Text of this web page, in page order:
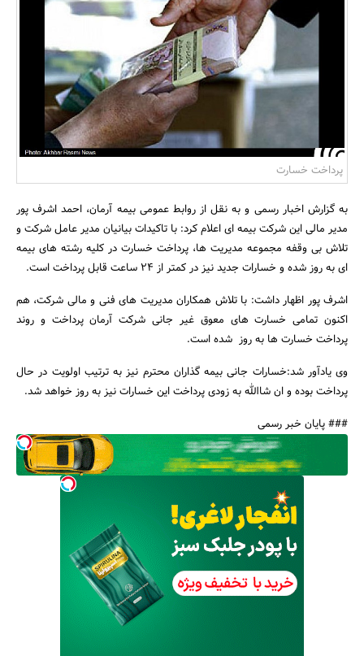
بانک، بیمه و سرمایه
مسکن و ساختمان
جستجو
پرداخت خسارت
به گزارش اخبار رسمی و به نقل از روابط عمومی بیمه آرمان، احمد اشرف پور
مدیر مالی این شرکت بیمه ای اعلام کرد: با تاکیدات بیانیان مدیر عامل شرکت و
تلاش بی وقفه مجموعه مدیریت ها، پرداخت خسارت در کلیه رشته های بیمه
ای به روز شده و خسارات جدید نیز در کمتر از 24 ساعت قابل پرداخت است.
اشرف پور اظهار داشت: با تلاش همکاران مدیریت های فنی و مالی شرکت، هم
اکنون تمامی خسارت های معوق غیر جانی شرکت آرمان پرداخت و روند
پرداخت خسارت ها به روز شده است.
وی یادآور شد:خسارات جانی بیمه گذاران محترم نیز به ترتیب اولویت در حال
پرداخت بوده و ان شاالله به زودی پرداخت این خسارات نیز به روز خواهد شد.
### پایان خبر رسمی